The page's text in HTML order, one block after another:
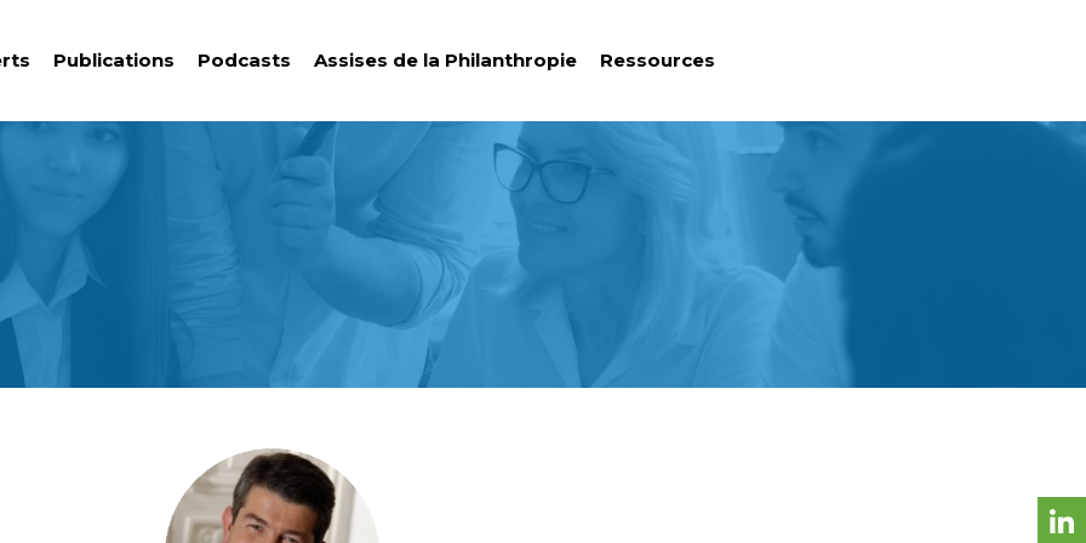
Publications Podcasts Assises de la Philanthropie Ressources